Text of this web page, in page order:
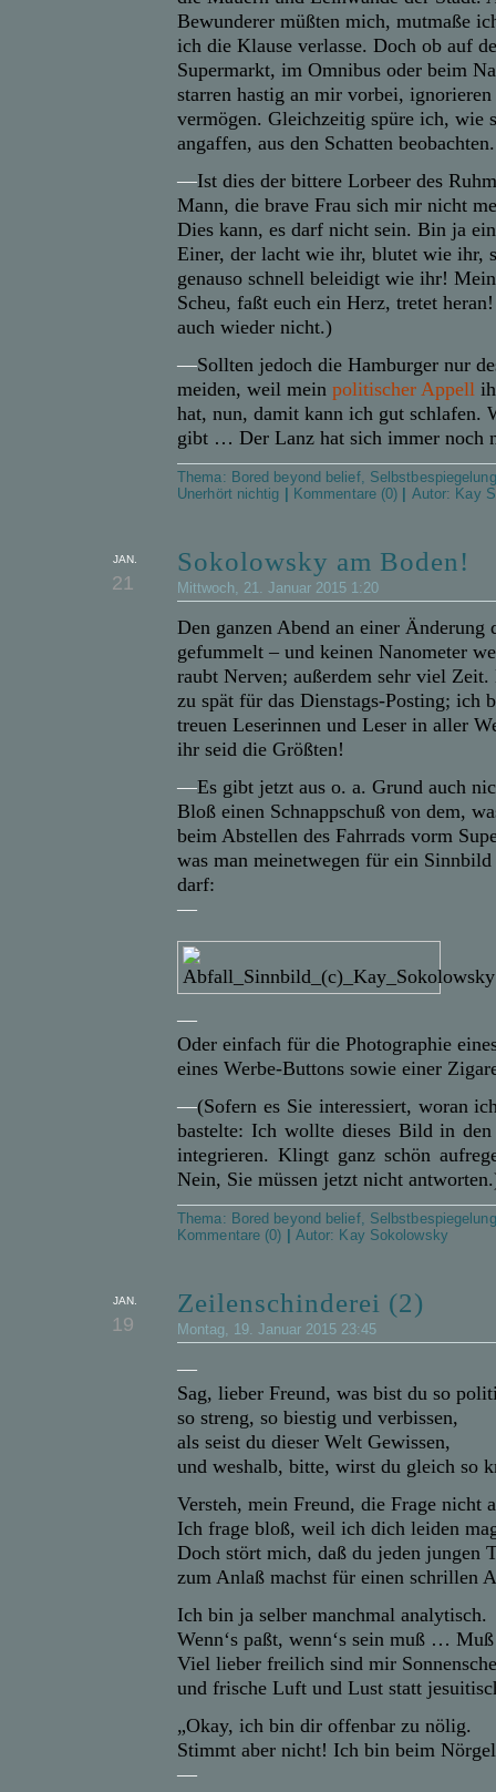
Bewunderer müßten mich, mutmaße
ich die Klause verlasse. Doch ob auf
Supermarkt, im Omnibus oder beim
starren hastig an mir vorbei,
vermögen. Gleichzeitig spüre ich, wie
angaffen, aus den Schatten beobachten.
—Ist dies der bittere Lorbeer des
Mann, die brave Frau sich mir nicht
Dies kann, es darf nicht sein. Bin ja
Einer, der lacht wie ihr, blutet wie ihr,
genauso schnell beleidigt wie ihr!
Scheu, faßt euch ein Herz, tretet
auch wieder nicht.)
—Sollten jedoch die Hamburger nur
meiden, weil mein politischer Appell
hat, nun, damit kann ich gut schlafen.
gibt … Der Lanz hat sich immer noch
Thema: Bored beyond belief, Selbstbespiegelung
Unerhört nichtig
Kommentare (0) Autor: Kay
JAN.
21
Sokolowsky am Boden!
Mittwoch, 21. Januar 2015 1:20
Den ganzen Abend an einer Änderung
gefummelt – und keinen Nanometer
raubt Nerven; außerdem sehr viel
zu spät für das Dienstags-Posting; ich
treuen Leserinnen und Leser in aller
ihr seid die Größten!
—Es gibt jetzt aus o. a. Grund auch
Bloß einen Schnappschuß von dem,
beim Abstellen des Fahrrads vorm
was man meinetwegen für ein
darf:
—
—
Oder einfach für die Photographie
eines Werbe-Buttons sowie einer
—(Sofern es Sie interessiert, woran
bastelte: Ich wollte dieses Bild in den
integrieren. Klingt ganz schön
Nein, Sie müssen jetzt nicht
Thema: Bored beyond belief, Selbstbespiegelung
Kommentare (0)
Autor: Kay Sokolowsky
JAN.
19
Zeilenschinderei (2)
Montag, 19. Januar 2015 23:45
—
Sag, lieber Freund, was bist du so
so streng, so biestig und verbissen,
als seist du dieser Welt Gewissen,
und weshalb, bitte, wirst du gleich so
Versteh, mein Freund, die Frage nicht
Ich frage bloß, weil ich dich leiden
Doch stört mich, daß du jeden jungen
zum Anlaß machst für einen schrillen
Ich bin ja selber manchmal analytisch.
Wenn‘s paßt, wenn‘s sein muß …
Viel lieber freilich sind mir
und frische Luft und Lust statt
„Okay, ich bin dir offenbar zu nölig.
Stimmt aber nicht! Ich bin beim
—